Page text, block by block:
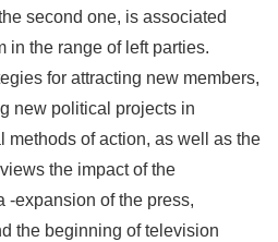
second one, is associated
in the range of left parties.
for attracting new members,
new political projects in
methods of action, as well as the
the impact of the
-expansion of the press,
the beginning of television